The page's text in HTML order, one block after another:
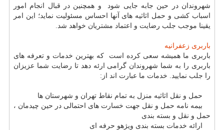
شهروندان در حین جابه جایی شود و همچنین در قبال انجام امور
اسباب کشی و حمل اثاثیه های آنها احساس مسئولیت نماید؛ این امر
یقینا موجب جلب رضایت و اعتماد مشتریان خواهد شد.
باربری زعفرانیه
باربری ما همیشه سعی کرده است که بهترین خدمات و تعرفه های
باربری را به شما شهروندان گرامی ارئه دهد تا رضایت شما عزیزان
را جلب نمایید. خدمات ما عبارت اند از :
حمل و نقل اثاثیه منزل به تمام نقاط تهران و شهرستان ها
بیمه نامه حمل و نقل جهت خسارت های احتمالی در حین چیدمان ،
حمل و نقل و بسته بندی
ارائه خدمات بسته بندی ویژهو حرفه ای